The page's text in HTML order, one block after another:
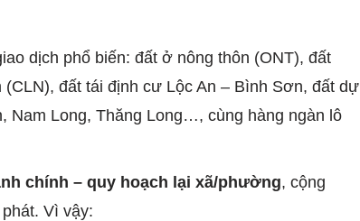
dịch phổ biến: đất ở nông thôn (ONT), đất
đất tái định cư Lộc An – Bình Sơn, đất dự
Nam Long, Thăng Long…, cùng hàng ngàn lô
chính – quy hoạch lại xã/phường, cộng
Vì vậy: